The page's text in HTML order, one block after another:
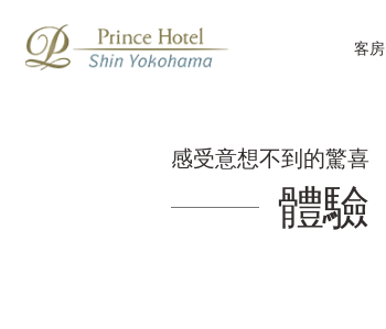
客房
感受意想不到的驚喜
體驗